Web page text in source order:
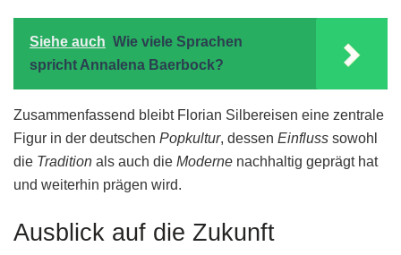
Siehe auch Wie viele Sprachen
spricht Annalena Baerbock?
Zusammenfassend bleibt Florian Silbereisen eine zentrale
Figur in der deutschen Popkultur, dessen Einfluss sowohl
die Tradition als auch die Moderne nachhaltig geprägt hat
und weiterhin prägen wird.
Ausblick auf die Zukunft